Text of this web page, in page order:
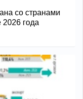
со странами
года